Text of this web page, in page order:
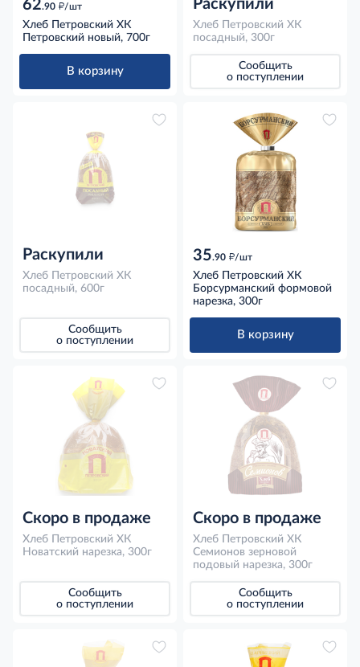
62.90 д/шт
Хлеб Петровский ХК
Петровский новый, 700г
В корзину
Раскупили
Хлеб Петровский ХК
посадный, 300г
Сообщить
о поступлении
Раскупили
Хлеб Петровский ХК
посадный, 600г
Сообщить
о поступлении
35.90 д/шт
Хлеб Петровский ХК
Борсурманский формовой
нарезка, 300г
В корзину
Скоро в продаже
Хлеб Петровский ХК
Новатский нарезка, 300г
Сообщить
о поступлении
Скоро в продаже
Хлеб Петровский ХК
Семионов зерновой
подовый нарезка, 300г
Сообщить
о поступлении